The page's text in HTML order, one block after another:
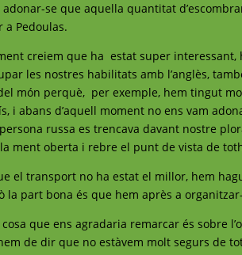
se que aquella quantitat
a Pedoulas.
creiem que ha estat super
les nostres habilitats amb l’anglès,
món perquè, per exemple, hem tingut
i abans d’aquell moment no ens vam
russa es trencava davant nostre
ment oberta i rebre el punt de vista de
el transport no ha estat el millor, hem
la part bona és que hem après a
que ens agradaria remarcar és sobre
de dir que no estàvem molt segurs de